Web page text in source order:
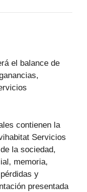
el balance de
contienen la
Servicios
la sociedad,
memoria,
y
presentada